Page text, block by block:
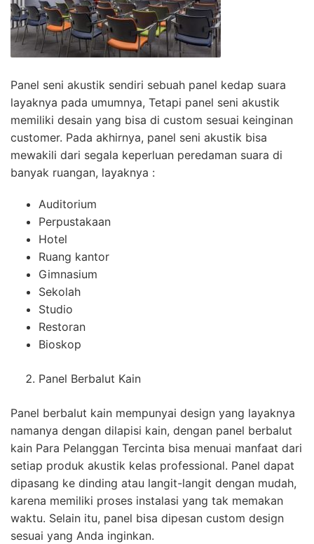
Panel seni akustik sendiri sebuah panel kedap suara
layaknya pada umumnya, Tetapi panel seni akustik
memiliki desain yang bisa di custom sesuai keinginan
customer. Pada akhirnya, panel seni akustik bisa
mewakili dari segala keperluan peredaman suara di
banyak ruangan, layaknya :
Auditorium
Perpustakaan
Hotel
Ruang kantor
Gimnasium
Sekolah
Studio
Restoran
Bioskop
Panel Berbalut Kain
Panel berbalut kain mempunyai design yang layaknya
namanya dengan dilapisi kain, dengan panel berbalut
kain Para Pelanggan Tercinta bisa menuai manfaat dari
setiap produk akustik kelas professional. Panel dapat
dipasang ke dinding atau langit-langit dengan mudah,
karena memiliki proses instalasi yang tak memakan
waktu. Selain itu, panel bisa dipesan custom design
sesuai yang Anda inginkan.